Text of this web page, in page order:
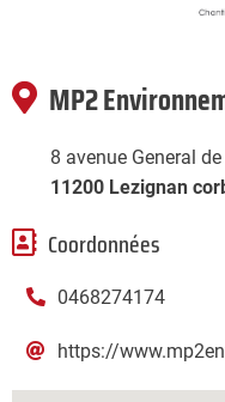
MP2
8 avenue General
11200 Lezignan
Coordonnées
0468274174
https://